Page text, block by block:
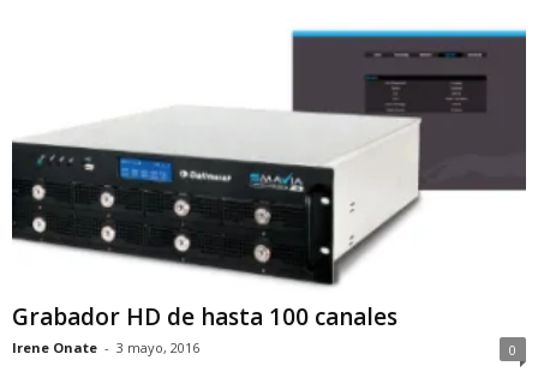
Grabador HD de hasta 100 canales
Irene Onate - 3 mayo, 2016 0